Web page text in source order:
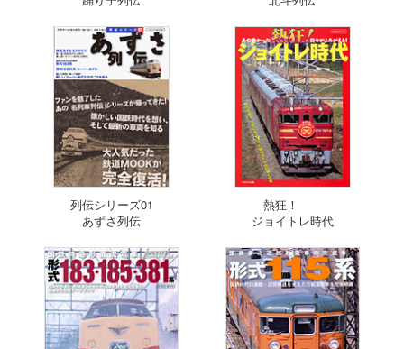
列伝シリーズ01
あずさ列伝
熱狂！
ジョイトレ時代